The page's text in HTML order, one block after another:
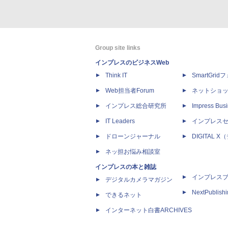
Group site links
インプレスのビジネスWeb
Think IT
Web担当者Forum
インプレス総合研究所
IT Leaders
ドローンジャーナル
ネッ担お悩み相談室
インプレスの本と雑誌
デジタルカメラマガジン
できるネット
インターネット白書ARCHIVES
SmartGridフ
ネットショ
Impress
インプレス
DIGITAL X（
インプレス